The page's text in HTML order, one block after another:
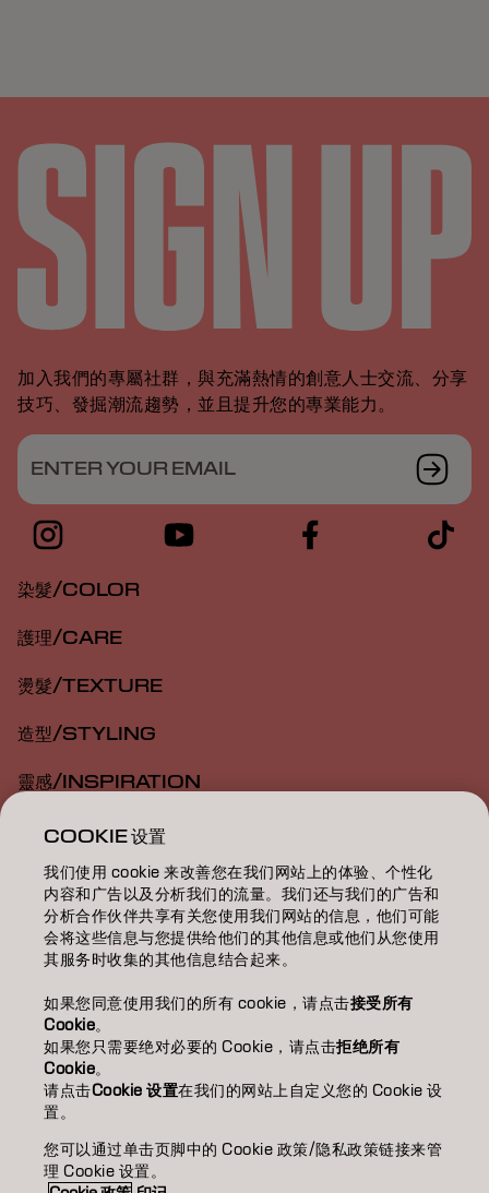
加入我們的專屬社群，與充滿熱情的創意人士交流、分享
技巧、發掘潮流趨勢，並且提升您的專業能力。
ENTER YOUR EMAIL
染髮/COLOR
護理/CARE
燙髮/TEXTURE
造型/STYLING
靈感/INSPIRATION
教育/EDUCATION
關於我們/ABOUT
成為合作夥伴
聯絡我們
ImprintPrivacy PolicyCookie Policy Terms Of Use
Accessibility
TW | Chinese (Traditional)
COOKIE 设置
我们使用 cookie 来改善您在我们网站上的体验、个性化
内容和广告以及分析我们的流量。我们还与我们的广告和
分析合作伙伴共享有关您使用我们网站的信息，他们可能
会将这些信息与您提供给他们的其他信息或他们从您使用
其服务时收集的其他信息结合起来。
如果您同意使用我们的所有 cookie，请点击接受所有
Cookie。
如果您只需要绝对必要的 Cookie，请点击拒绝所有
Cookie。
请点击Cookie 设置在我们的网站上自定义您的 Cookie 设
置。
您可以通过单击页脚中的 Cookie 政策/隐私政策链接来管
理 Cookie 设置。